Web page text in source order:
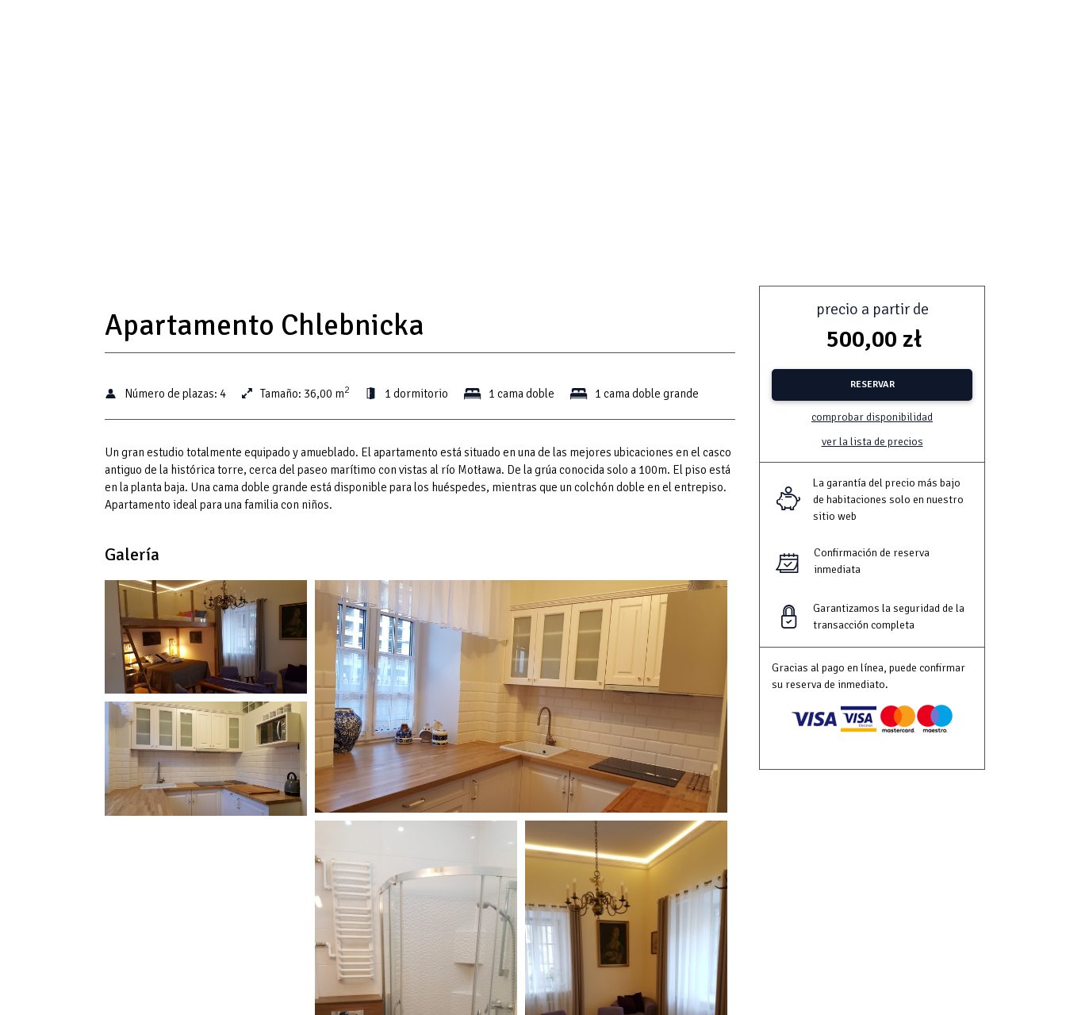
Apartamento Chlebnicka
Número de plazas: 4 Tamaño: 36,00 m2 1 dormitorio 1 cama doble 1 cama doble grande
Un gran estudio totalmente equipado y amueblado. El apartamento está situado en una de las mejores ubicaciones en el casco
antiguo de la histórica torre, cerca del paseo marítimo con vistas al río Motława. De la grúa conocida solo a 100m. El piso está
en la planta baja. Una cama doble grande está disponible para los huéspedes, mientras que un colchón doble en el entrepiso.
Apartamento ideal para una familia con niños.
Galería
precio a partir de
500,00 zł
RESERVAR
comprobar disponibilidad
ver la lista de precios
La garantía del precio más bajo
de habitaciones solo en nuestro
sitio web
Confirmación de reserva
inmediata
Garantizamos la seguridad de la
transacción completa
Gracias al pago en línea, puede confirmar
su reserva de inmediato.